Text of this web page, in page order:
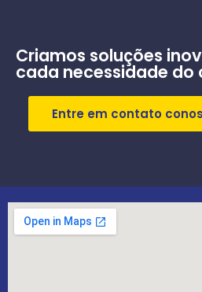
Criamos soluções
cada necessidade do
Entre em contato